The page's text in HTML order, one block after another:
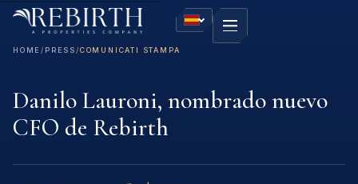
HOME/ PRESS/COMUNICATI STAMPA
Danilo Lauroni, nombrado nuevo
CFO de Rebirth